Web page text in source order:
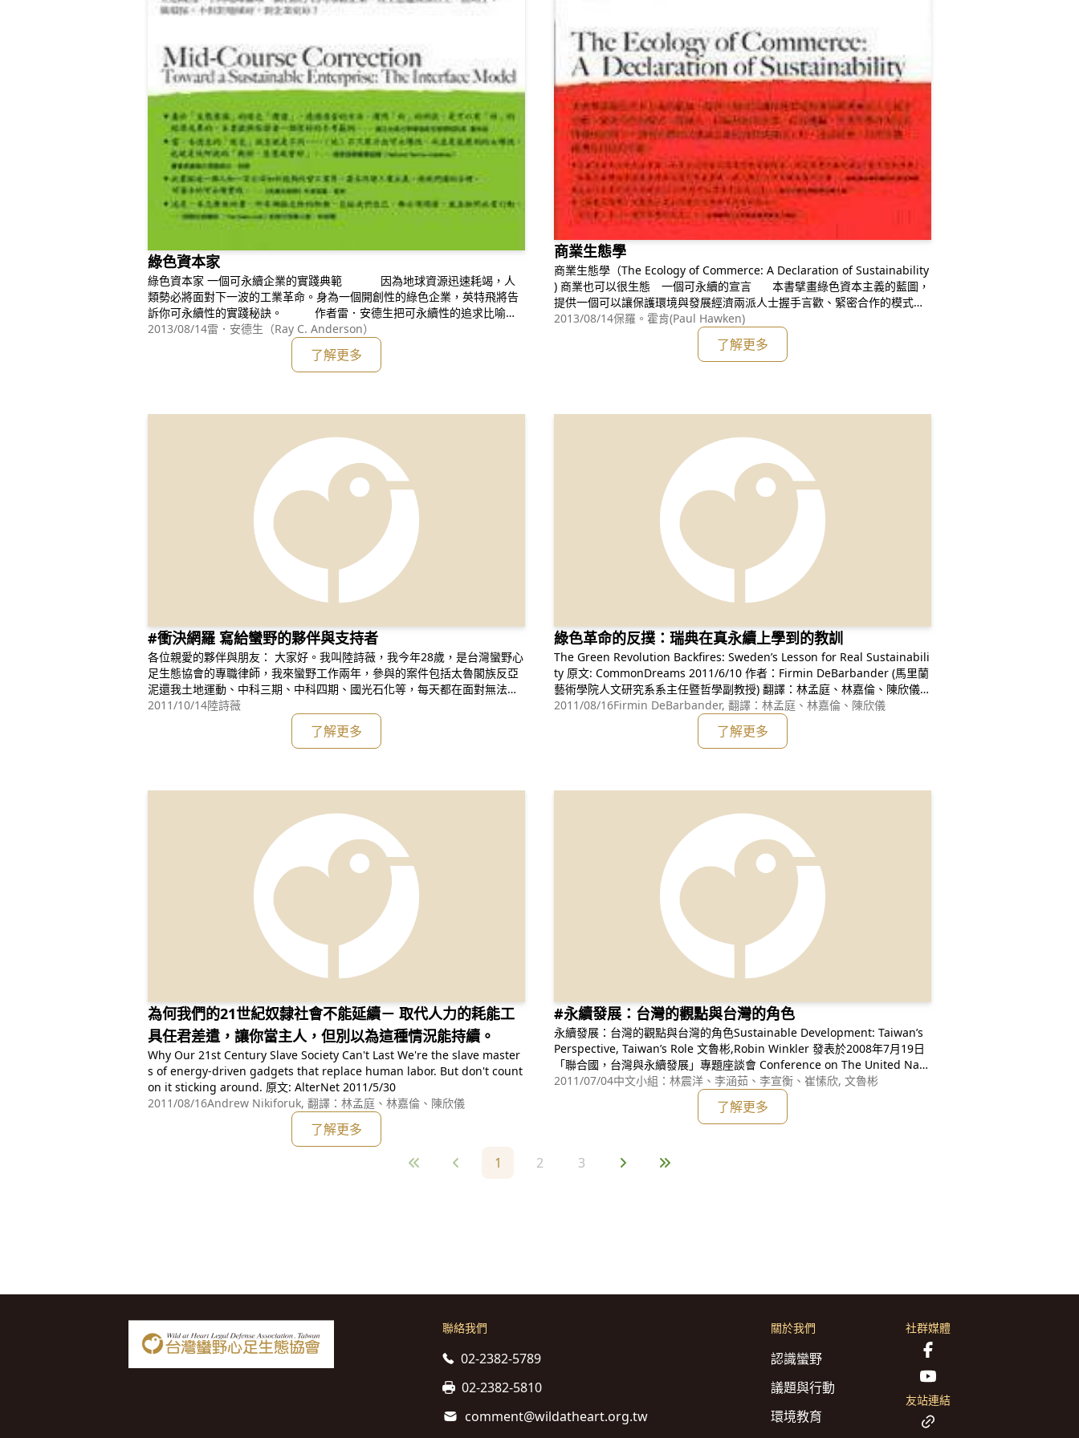
綠色資本家
綠色資本家 一個可永續企業的實踐典範 因為地球資源迅速耗竭，人
類勢必將面對下一波的工業革命。身為一個開創性的綠色企業，英特飛將告
訴你可永續性的實踐秘訣。 作者雷．安德生把可永續性的追求比喻為
「登上比聖母峰更高的山峰」，他鼓舞英特飛的所有員工動起來，針對每個
可能產生污染物或廢料的製程，反覆檢討、修正、查核，目的是使人類
2013/08/14雷．安德生（Ray C. Anderson）
了解更多
商業生態學
商業生態學（The Ecology of Commerce: A Declaration of Sustainability
) 商業也可以很生態 一個可永續的宣言 本書擘畫綠色資本主義的藍圖，
提供一個可以讓保護環境與發展經濟兩派人士握手言歡、緊密合作的模式。
從個人、社區到知名企業、政府機關、作者列舉許多具有啟發性的例子，證
明人們可以透過全新的設計或還原工程，達成社
2013/08/14保羅。霍肯(Paul Hawken)
了解更多
#衝決網羅 寫給蠻野的夥伴與支持者
各位親愛的夥伴與朋友： 大家好。我叫陸詩薇，我今年28歲，是台灣蠻野心
足生態協會的專職律師，我來蠻野工作兩年，參與的案件包括太魯閣族反亞
泥還我土地運動、中科三期、中科四期、國光石化等，每天都在面對無法撼
動的結構，並挑戰法律與運動的極限。在這樣的處境中，不待別人質疑，我
自己都會中夜捫心，自問：我們的公益訴訟和社會運動到底有沒有用？真的
有改變任何事嗎？這封信，想要和妳們分享我個人的答案。
2011/10/14陸詩薇
了解更多
綠色革命的反撲：瑞典在真永續上學到的教訓
The Green Revolution Backfires: Sweden’s Lesson for Real Sustainabili
ty 原文: CommonDreams 2011/6/10 作者：Firmin DeBarbander (馬里蘭
藝術學院人文研究系系主任暨哲學副教授) 翻譯：林孟庭、林嘉倫、陳欣儀
假如電力發動車未改善污染，反而使污染更嚴重？
2011/08/16Firmin DeBarbander, 翻譯：林孟庭、林嘉倫、陳欣儀
了解更多
為何我們的21世紀奴隸社會不能延續－ 取代人力的耗能工
具任君差遣，讓你當主人，但別以為這種情況能持續。
Why Our 21st Century Slave Society Can't Last We're the slave master
s of energy-driven gadgets that replace human labor. But don't count
on it sticking around. 原文: AlterNet 2011/5/30
2011/08/16Andrew Nikiforuk, 翻譯：林孟庭、林嘉倫、陳欣儀
了解更多
#永續發展：台灣的觀點與台灣的角色
永續發展：台灣的觀點與台灣的角色Sustainable Development: Taiwan’s
Perspective, Taiwan’s Role 文魯彬,Robin Winkler 發表於2008年7月19日
「聯合國，台灣與永續發展」專題座談會 Conference on The United Nati
ons, Taiwan and Sustainabl
2011/07/04中文小組：林震洋、李涵茹、李宣衡、崔愫欣, 文魯彬
了解更多
1 2 3
聯絡我們
02-2382-5789
02-2382-5810
comment@wildatheart.org.tw
關於我們
認識蠻野
議題與行動
環境教育
社群媒體
友站連結